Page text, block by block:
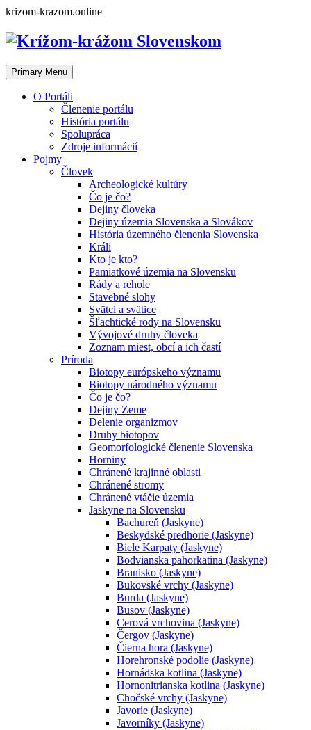
Skip
content
krizom-krazom.online
Primary Menu
O Portáli
Členenie portálu
História portálu
Spolupráca
Zdroje informácií
Pojmy
Človek
Archeologické kultúry
Čo je čo?
Dejiny človeka
Dejiny územia Slovenska a Slovákov
História územného členenia Slovenska
Králi
Kto je kto?
Pamiatkové územia na Slovensku
Rády a rehole
Stavebné slohy
Svätci a svätice
Šľachtické rody na Slovensku
Vývojové druhy človeka
Zoznam miest, obcí a ich častí
Príroda
Biotopy európskeho významu
Biotopy národného významu
Čo je čo?
Dejiny Zeme
Delenie organizmov
Druhy biotopov
Geomorfologické členenie Slovenska
Horniny
Chránené krajinné oblasti
Chránené stromy
Chránené vtáčie územia
Jaskyne na Slovensku
Bachureň (Jaskyne)
Beskydské predhorie (Jaskyne)
Biele Karpaty (Jaskyne)
Bodvianska pahorkatina (Jaskyne)
Branisko (Jaskyne)
Bukovské vrchy (Jaskyne)
Burda (Jaskyne)
Busov (Jaskyne)
Cerová vrchovina (Jaskyne)
Čergov (Jaskyne)
Čierna hora (Jaskyne)
Horehronské podolie (Jaskyne)
Hornádska kotlina (Jaskyne)
Hornonitrianska kotlina (Jaskyne)
Chočské vrchy (Jaskyne)
Javorie (Jaskyne)
Javorníky (Jaskyne)